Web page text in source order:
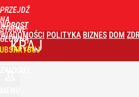
PRZEJDŹ
NA
STRONĘ
GŁÓWNĄ
WPROST
WIADOMOŚCI POLITYKA BIZNES DOM
KRAJ